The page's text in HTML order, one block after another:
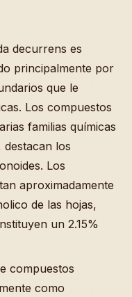
decurrens es
principalmente por
que le
Los compuestos
familias químicas
los
Los
aproximadamente
de las hojas,
un 2.15%
compuestos
como